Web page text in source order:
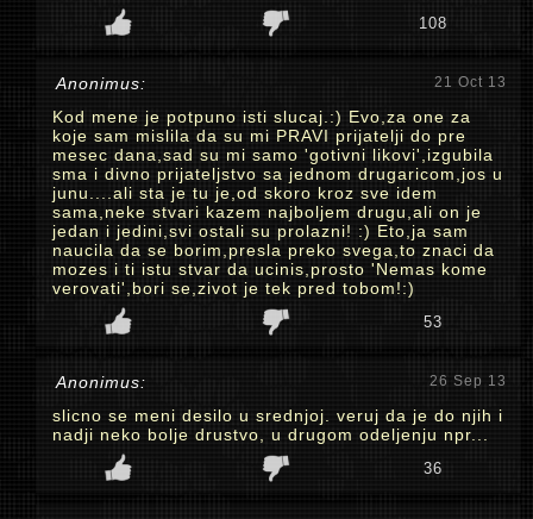
108
Anonimus: 21 Oct 13
Kod mene je potpuno isti slucaj.:) Evo,za one za
koje sam mislila da su mi PRAVI prijatelji do pre
mesec dana,sad su mi samo 'gotivni likovi',izgubila
sma i divno prijateljstvo sa jednom drugaricom,jos u
junu....ali sta je tu je,od skoro kroz sve idem
sama,neke stvari kazem najboljem drugu,ali on je
jedan i jedini,svi ostali su prolazni! :) Eto,ja sam
naucila da se borim,presla preko svega,to znaci da
mozes i ti istu stvar da ucinis,prosto 'Nemas kome
verovati',bori se,zivot je tek pred tobom!:)
53
Anonimus: 26 Sep 13
slicno se meni desilo u srednjoj. veruj da je do njih i
nadji neko bolje drustvo, u drugom odeljenju npr...
36